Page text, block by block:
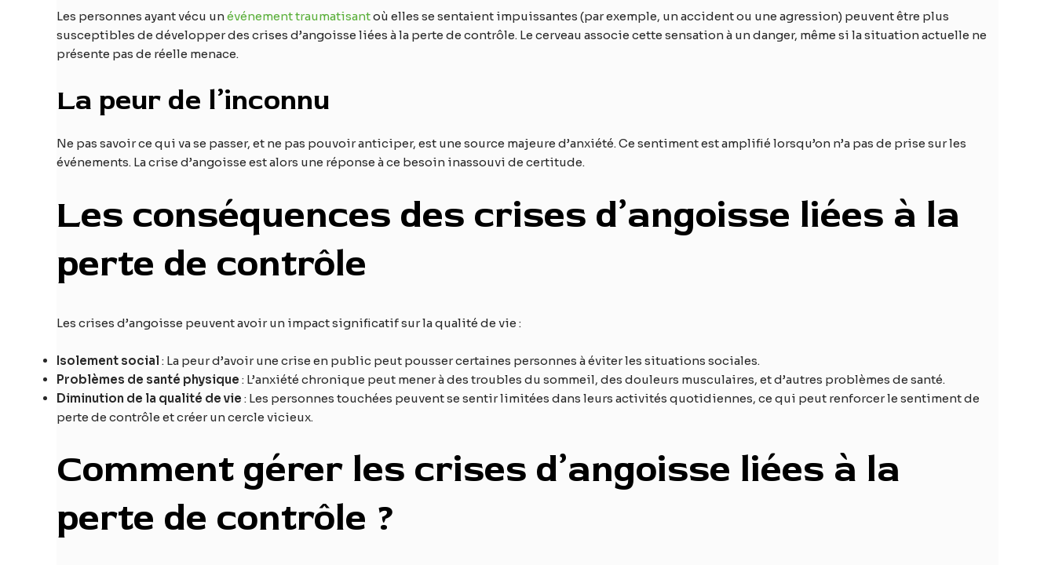
Les personnes ayant vécu unévénement traumatisantoù elles se sentaient impuissantes (par exemple, un accident ou une agression) peuvent être plus
susceptibles de développer des crises d’angoisse liées à la perte de contrôle. Le cerveau associe cette sensation à un danger, même si la situation actuelle ne
présente pas de réelle menace.
La peur de l’inconnu
Ne pas savoir ce qui va se passer, et ne pas pouvoir anticiper, est une source majeure d’anxiété. Ce sentiment est amplifié lorsqu’on n’a pas de prise sur les
événements. La crise d’angoisse est alors une réponse à ce besoin inassouvi de certitude.
Les conséquences des crises d’angoisse liées à la
perte de contrôle
Les crises d’angoisse peuvent avoir un impact significatif sur la qualité de vie :
Isolement social : La peur d’avoir une crise en public peut pousser certaines personnes à éviter les situations sociales.
Problèmes de santé physique : L’anxiété chronique peut mener à des troubles du sommeil, des douleurs musculaires, et d’autres problèmes de santé.
Diminution de la qualité de vie : Les personnes touchées peuvent se sentir limitées dans leurs activités quotidiennes, ce qui peut renforcer le sentiment de
perte de contrôle et créer un cercle vicieux.
Comment gérer les crises d’angoisse liées à la
perte de contrôle ?